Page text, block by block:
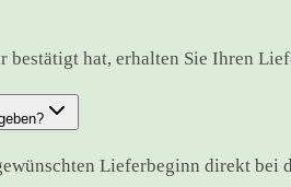
bestätigt hat, erhalten Sie Ihren
Lieferbeginn direkt bei